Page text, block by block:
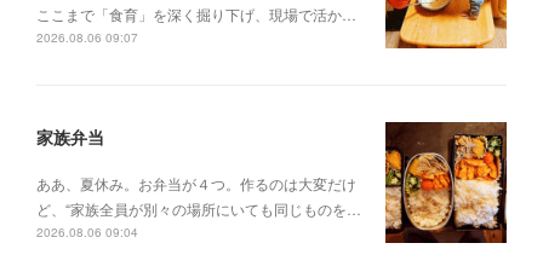
ここまで「食育」を深く掘り下げ、現場で活か…
2026.08.06 09:07
家族弁当
ああ、夏休み。お弁当が４つ。作るのは大変だけ
ど、“家族全員が別々の場所にいても同じものを…
2026.08.06 09:04